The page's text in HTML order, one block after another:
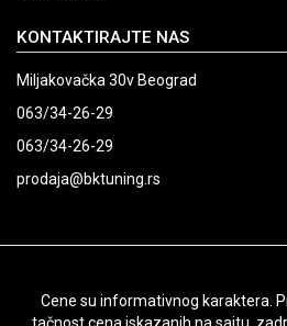
KONTAKTIRAJTE NAS
Miljakovačka 30v Beograd
063/34-26-29
063/34-26-29
prodaja@bktuning.rs
Cene su informativnog karaktera.